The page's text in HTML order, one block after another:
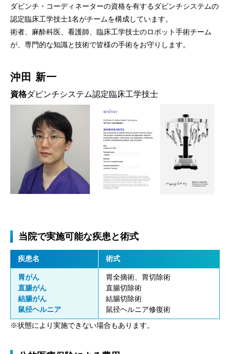
ダビンチ・コーディネーターの資格を有するダビンチシステムの
認定臨床工学技士1名がチームを構成しています。
術者、麻酔科医、看護師、臨床工学技士のロボット手術チーム
が、専門的な知識と技術で皆様の手術をお守りします。
沖田 新一
資格ダビンチシステム認定臨床工学技士
当院で実施可能な疾患と術式
疾患名 術式
胃がん
直腸がん
結腸がん
鼠径ヘルニア
胃全摘術、胃切除術
直腸切除術
結腸切除術
鼠径ヘルニア修復術
※状態により実施できない場合もあります。